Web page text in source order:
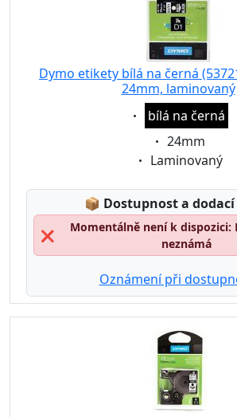
Dymo etikety bílá na černá
24mm, laminovaný
Eigenschaft:
bílá na černá
Eigenschaft:
24mm
Eigenschaft:
Laminovaný
📦 Lagerstatus:
Dostupnost a
❌
Momentálně není k dispozici:
neznámá
Oznámení při